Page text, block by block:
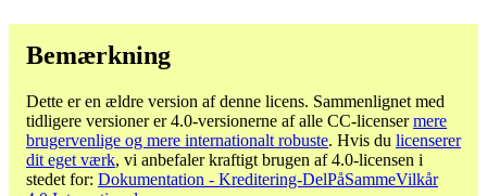
Bemærkning
Dette er en ældre version af denne licens. Sammenlignet med
tidligere versioner er 4.0-versionerne af alle CC-licensermere
brugervenlige og mere internationalt robuste. Hvis du licenserer
dit eget værk, vi anbefaler kraftigt brugen af ​​4.0-licensen i
stedet for: Dokumentation - Kreditering-DelPåSammeVilkår